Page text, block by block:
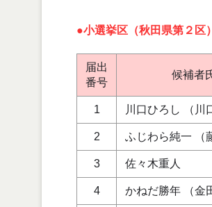
●小選挙区（秋田県第２区
届出
番号
候補者
1 川口ひろし （川
2 ふじわら純一 （
3 佐々木重人
4 かねだ勝年 （金